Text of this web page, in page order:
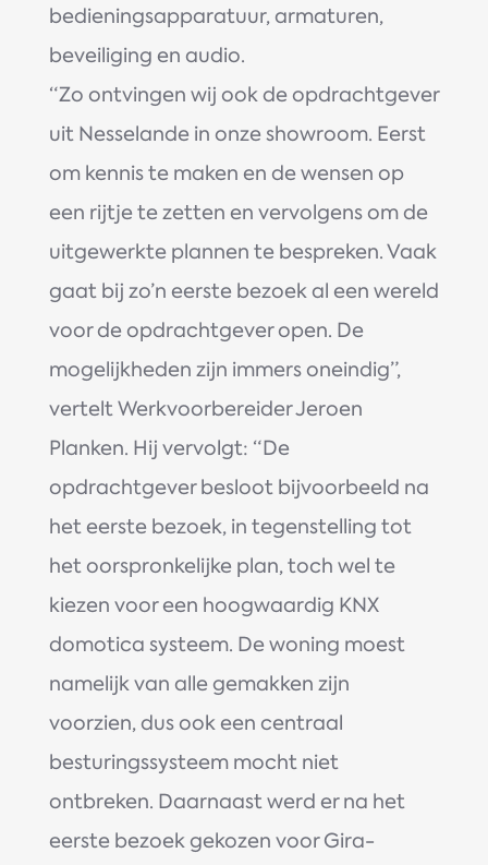
bedieningsapparatuur, armaturen,
beveiliging en audio.
“Zo ontvingen wij ook de opdrachtgever
uit Nesselande in onze showroom. Eerst
om kennis te maken en de wensen op
een rijtje te zetten en vervolgens om de
uitgewerkte plannen te bespreken. Vaak
gaat bij zo’n eerste bezoek al een wereld
voor de opdrachtgever open. De
mogelijkheden zijn immers oneindig”,
vertelt Werkvoorbereider Jeroen
Planken. Hij vervolgt: “De
opdrachtgever besloot bijvoorbeeld na
het eerste bezoek, in tegenstelling tot
het oorspronkelijke plan, toch wel te
kiezen voor een hoogwaardig KNX
domotica systeem. De woning moest
namelijk van alle gemakken zijn
voorzien, dus ook een centraal
besturingssysteem mocht niet
ontbreken. Daarnaast werd er na het
eerste bezoek gekozen voor Gira-